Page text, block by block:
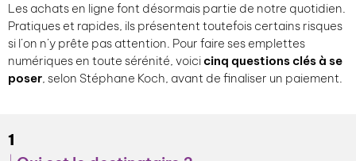
Les achats en ligne font désormais partie de notre quotidien.
Pratiques et rapides, ils présentent toutefois certains risques
si l’on n’y prête pas attention. Pour faire ses emplettes
numériques en toute sérénité, voicicinq questions clés à se
poser, selon Stéphane Koch, avant de finaliser un paiement.
1